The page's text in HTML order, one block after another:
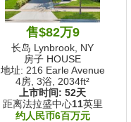
售$82万9
长岛 Lynbrook, NY
房子 HOUSE
地址: 216 Earle Avenue
4房, 3浴, 2034ft²
上市时间: 52天
距离法拉盛中心11英里
约人民币6百万元